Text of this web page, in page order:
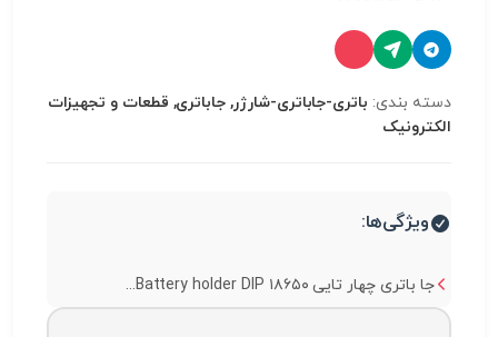
دسته بندی: باتری-جاباتری-شارژر, جاباتری, قطعات و تجهیزات
الکترونیک
ویژگی‌ها:
جا باتری چهار تایی ۱۸۶۵۰ Battery holder DIP...